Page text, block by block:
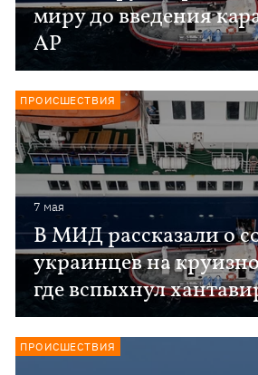
миру до введения
АР
7 мая
В МИД рассказали о
украинцев на
где вспыхнул
ПРОИСШЕСТВИЯ
ПРОИСШЕСТВИЯ